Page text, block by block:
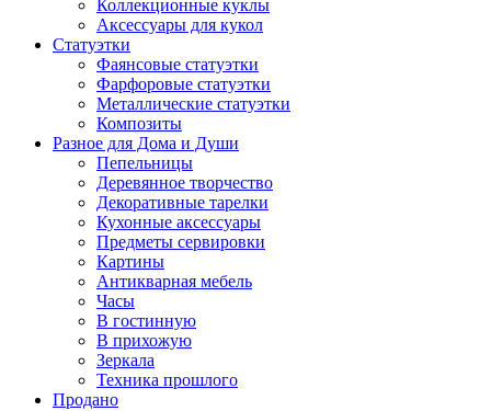
Коллекционные куклы
Аксессуары для кукол
Статуэтки
Фаянсовые статуэтки
Фарфоровые статуэтки
Металлические статуэтки
Композиты
Разное для Дома и Души
Пепельницы
Деревянное творчество
Декоративные тарелки
Кухонные аксессуары
Предметы сервировки
Картины
Антикварная мебель
Часы
В гостинную
В прихожую
Зеркала
Техника прошлого
Продано